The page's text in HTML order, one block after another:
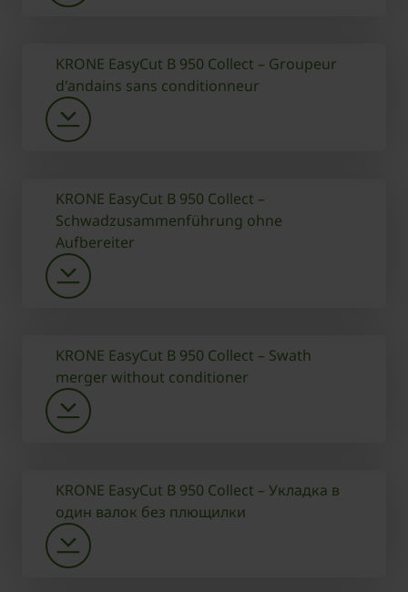
KRONE EasyCut B 950 Collect – Groupeur
d'andains sans conditionneur
KRONE EasyCut B 950 Collect –
Schwadzusammenführung ohne
Aufbereiter
KRONE EasyCut B 950 Collect – Swath
merger without conditioner
KRONE EasyCut B 950 Collect – Укладка в
один валок без плющилки